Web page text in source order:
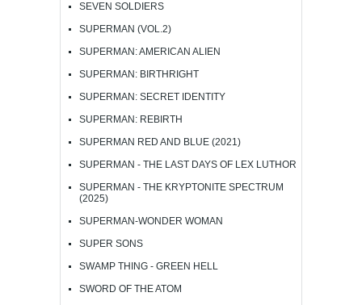
SEVEN SOLDIERS
SUPERMAN (VOL.2)
SUPERMAN: AMERICAN ALIEN
SUPERMAN: BIRTHRIGHT
SUPERMAN: SECRET IDENTITY
SUPERMAN: REBIRTH
SUPERMAN RED AND BLUE (2021)
SUPERMAN - THE LAST DAYS OF LEX LUTHOR
SUPERMAN - THE KRYPTONITE SPECTRUM
(2025)
SUPERMAN-WONDER WOMAN
SUPER SONS
SWAMP THING - GREEN HELL
SWORD OF THE ATOM